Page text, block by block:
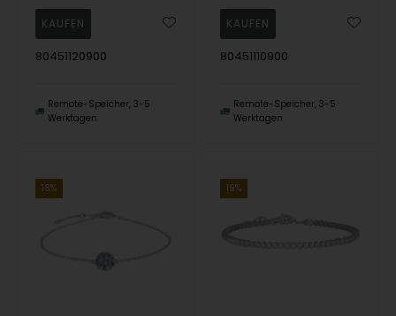
80451120900
Remote-Speicher, 3-5
Werktagen
80451110900
Remote-Speicher, 3-5
Werktagen
18% 19%